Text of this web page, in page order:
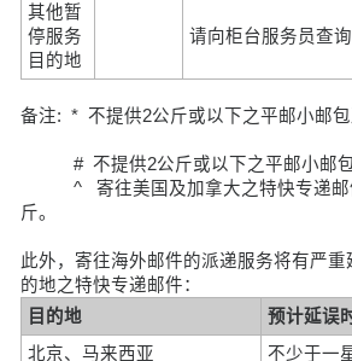
其他暂
停服务
目的地
请向柜台服务员查询
备注: * 不提供2公斤或以下之平邮小邮包
# 不提供2公斤或以下之平邮小邮包
^ 寄往美国及加拿大之特快专递邮
斤。
此外，寄往海外邮件的派递服务将有严重
的地之特快专递邮件：
目的地
预计延误
北京、马来西亚
不少于一